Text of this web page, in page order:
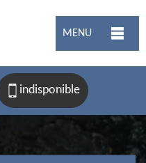
MENU
indisponible